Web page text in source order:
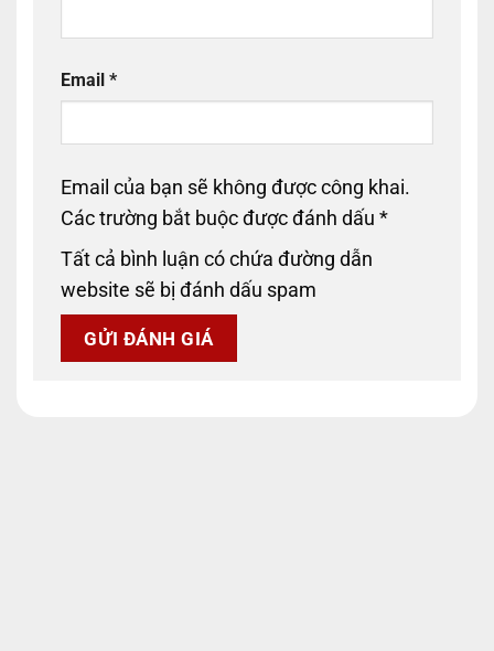
Email *
Email của bạn sẽ không được công khai.
Các trường bắt buộc được đánh dấu *
Tất cả bình luận có chứa đường dẫn
website sẽ bị đánh dấu spam